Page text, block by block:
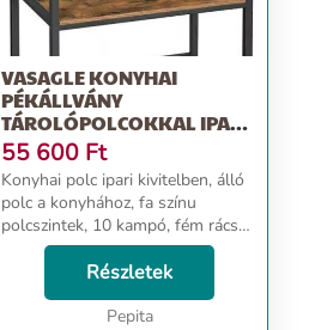
VASAGLE KONYHAI
PÉKÁLLVÁNY
TÁROLÓPOLCOKKAL IPARI
KIVITELBEN 84 X...
55 600 Ft
Konyhai polc ipari kivitelben, álló
polc a konyhához, fa színu
polcszintek, 10 kampó, fém rácsos
polc, mikrohullámú sütohöz,
edények, 84 x 40 x 170 cm, szüret,
Részletek
Pepita